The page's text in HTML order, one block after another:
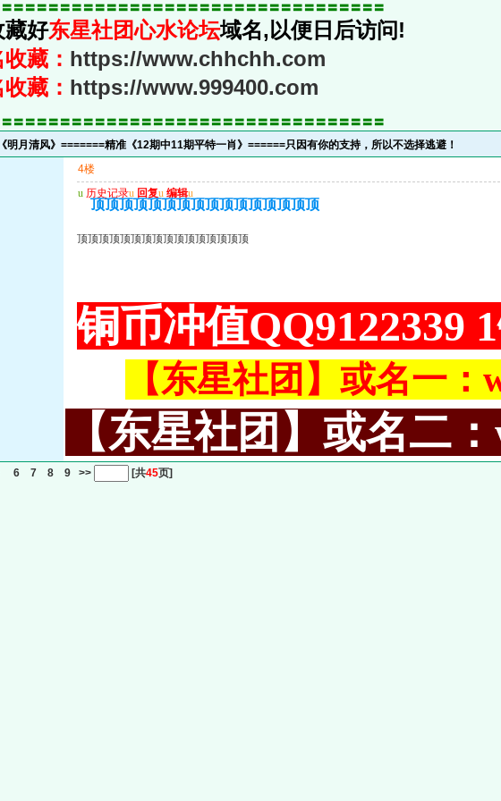
〓〓〓〓〓〓〓〓〓〓〓〓〓〓〓〓〓〓〓〓〓〓〓〓〓〓〓〓〓〓〓〓
藏好东星社团心水论坛域名,以便日后访问!
藏： https://www.chhchh.com
藏： https://www.999400.com
〓〓〓〓〓〓〓〓〓〓〓〓〓〓〓〓〓〓〓〓〓〓〓〓〓〓〓〓〓〓〓〓
明月清风》=======精准《12期中11期平特一肖》======只因有你的支持，所以不选择逃避！
4楼
u 历史记录u 回复u 编辑u
顶顶顶顶顶顶顶顶顶顶顶顶顶顶顶顶
顶顶顶顶顶顶顶顶顶顶顶顶顶顶顶顶
铜币冲值QQ9122339
【东星社团】或名一：
【东星社团】或名二
6 7 8 9 >> [共45页]